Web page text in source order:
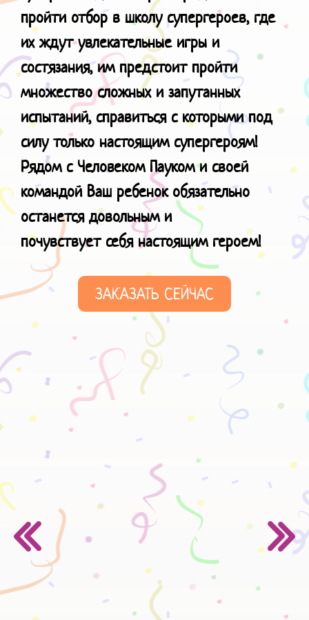
пройти отбор в школу супергероев, где
их ждут увлекательные игры и
состязания, им предстоит пройти
множество сложных и запутанных
испытаний, справиться с которыми под
силу только настоящим супергероям!
Рядом с Человеком Пауком и своей
командой Ваш ребенок обязательно
останется довольным и
почувствует себя настоящим героем!
ЗАКАЗАТЬ СЕЙЧАС